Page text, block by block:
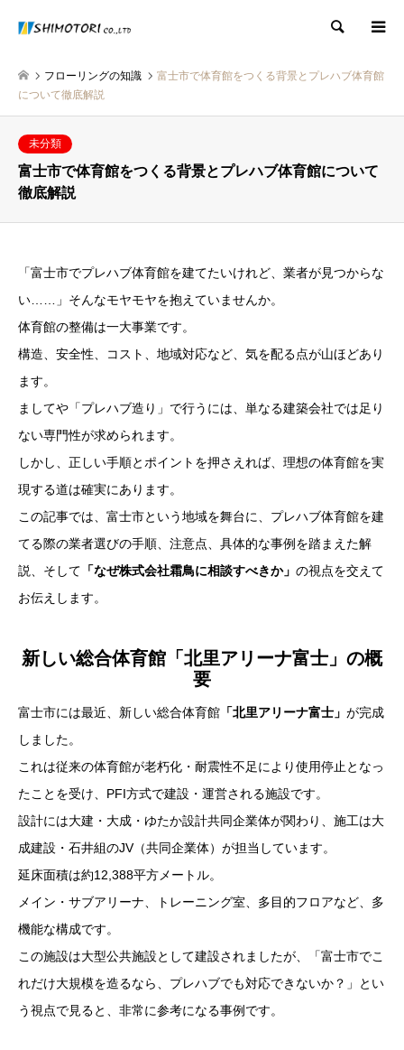
検索
フローリングの知識
富士市で体育館をつくる背景とプレハブ体育館
について徹底解説
未分類
富士市で体育館をつくる背景とプレハブ体育館について
徹底解説
「富士市でプレハブ体育館を建てたいけれど、業者が見つからな
い……」そんなモヤモヤを抱えていませんか。
体育館の整備は一大事業です。
構造、安全性、コスト、地域対応など、気を配る点が山ほどあり
ます。
ましてや「プレハブ造り」で行うには、単なる建築会社では足り
ない専門性が求められます。
しかし、正しい手順とポイントを押さえれば、理想の体育館を実
現する道は確実にあります。
この記事では、富士市という地域を舞台に、プレハブ体育館を建
てる際の業者選びの手順、注意点、具体的な事例を踏まえた解
説、そして 「なぜ株式会社霜鳥に相談すべきか」 の視点を交えて
お伝えします。
新しい総合体育館「北里アリーナ富士」の概
要
富士市には最近、新しい総合体育館 「北里アリーナ富士」 が完成
しました。
これは従来の体育館が老朽化・耐震性不足により使用停止となっ
たことを受け、PFI方式で建設・運営される施設です。
設計には大建・大成・ゆたか設計共同企業体が関わり、施工は大
成建設・石井組のJV（共同企業体）が担当しています。
延床面積は約12,388平方メートル。
メイン・サブアリーナ、トレーニング室、多目的フロアなど、多
機能な構成です。
この施設は大型公共施設として建設されましたが、「富士市でこ
れだけ大規模を造るなら、プレハブでも対応できないか？」とい
う視点で見ると、非常に参考になる事例です。